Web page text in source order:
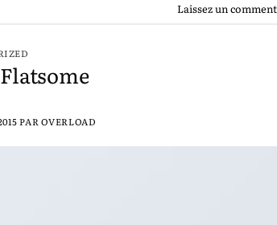
Laissez un
PAROVERLOAD